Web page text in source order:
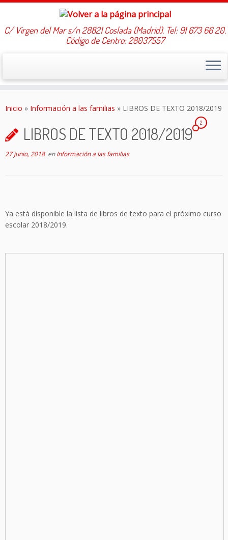
C/ Virgen del Mar s/n 28821 Coslada (Madrid). Tel: 91 673 66 20.
Código de Centro: 28037557
Inicio » Información a las familias » LIBROS DE TEXTO 2018/2019
LIBROS DE TEXTO 2018/2019
2
27 junio, 2018enInformación a las familias
Ya está disponible la lista de libros de texto para el próximo curso
escolar 2018/2019.